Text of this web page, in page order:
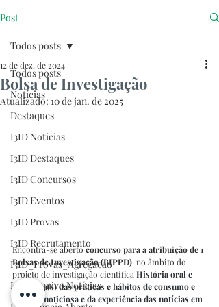
Post
Todos posts
Notícias
Destaques
I3ID Noticias
I3ID Destaques
I3ID Concursos
I3ID Eventos
I3ID Provas
I3ID Recrutamento
I3ID_Provas_Agregacao
I3ID Arquivo Notícias
Todos posts
Bolsa de Investigação
12 de dez. de 2024
Atualizado: 10 de jan. de 2025
Encontra-se aberto concurso para a atribuição de 1
Bolsas de Investigação (BIPPD) no âmbito do
projeto de investigação científica História oral e
memória(s) das práticas e hábitos de consumo e
receção noticiosa e da experiência das notícias em